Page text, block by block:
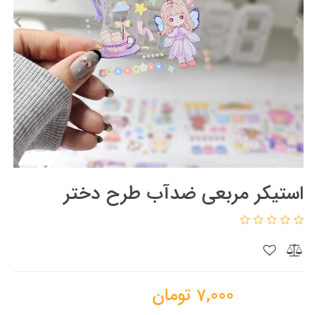
استیکر مربعی ضدآب طرح دختر
7,000 تومان